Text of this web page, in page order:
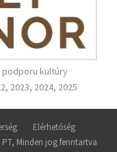
podporu kultúry
2023, 2024, 2025
Elérhetőség
Minden jog fenntartva